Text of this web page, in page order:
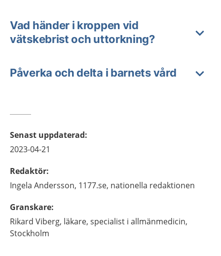
Vad händer i kroppen vid
vätskebrist och uttorkning?
Påverka och delta i barnets vård
Senast uppdaterad:
2023-04-21
Redaktör:
Ingela Andersson, 1177.se, nationella redaktionen
Granskare:
Rikard Viberg, läkare, specialist i allmänmedicin,
Stockholm